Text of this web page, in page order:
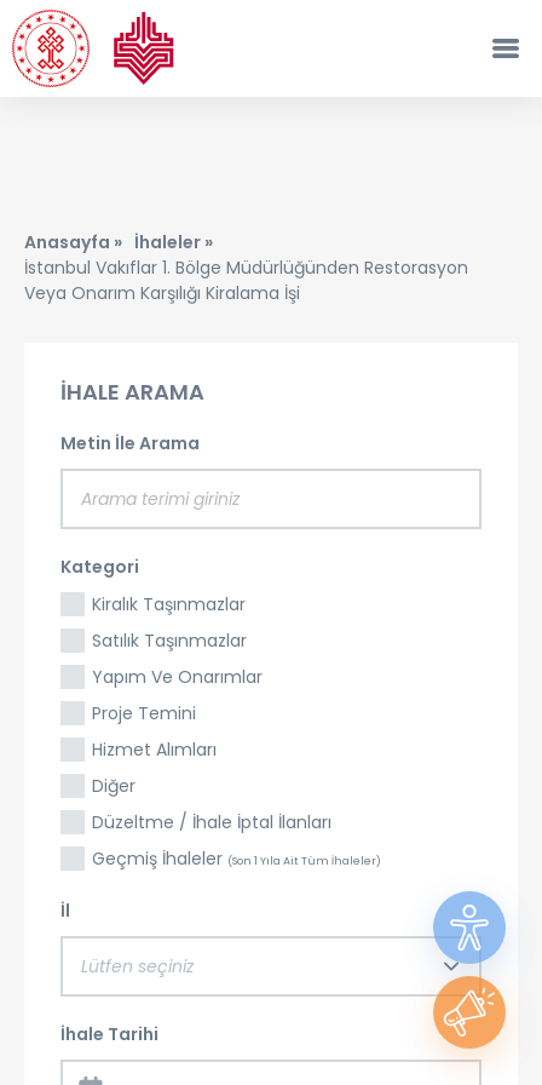
Anasayfa » İhaleler »
İstanbul Vakıflar 1. Bölge Müdürlüğünden Restorasyon
Veya Onarım Karşılığı Kiralama İşi
İHALE ARAMA
Metin İle Arama
Kategori
Kiralık Taşınmazlar
Satılık Taşınmazlar
Yapım Ve Onarımlar
Proje Temini
Hizmet Alımları
Diğer
Düzeltme / İhale İptal İlanları
Geçmiş İhaleler (Son 1 Yıla Ait Tüm İhaleler)
İl
Lütfen seçiniz
İhale Tarihi